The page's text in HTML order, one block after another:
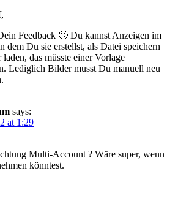
Feedback 🙂 Du kannst Anzeigen im
dem Du sie erstellst, als Datei speichern
das müsste einer Vorlage
Lediglich Bilder musst Du manuell neu
says:
at 1:29
Multi-Account ? Wäre super, wenn
könntest.